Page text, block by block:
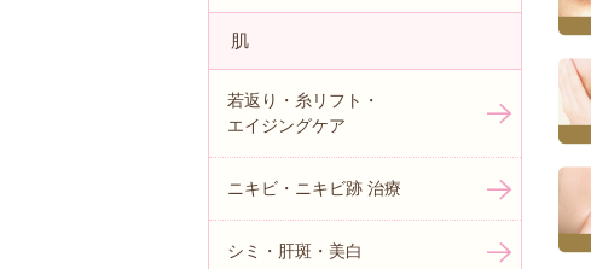
肌
若返り・糸リフト・
エイジングケア
ニキビ・ニキビ跡 治療
シミ・肝斑・美白